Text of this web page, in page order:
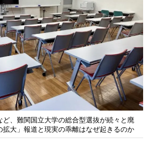
ど、難関国立大学の総合型選抜が続々と廃
大」報道と現実の乖離はなぜ起きるのか